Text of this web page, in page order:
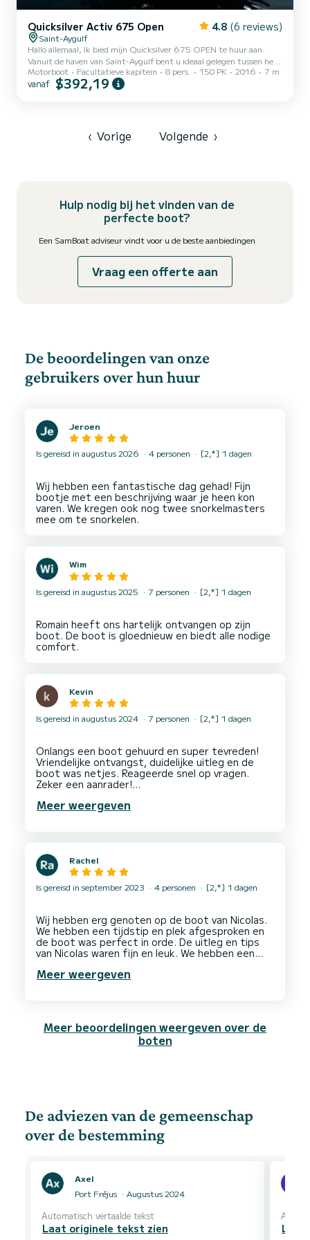
Quicksilver Activ 675 Open 4.8 (6 reviews)
Saint-Aygulf
Hallo allemaal, Ik bied mijn Quicksilver 675 OPEN te huur aan.
Vanuit de haven van Saint-Aygulf bent u ideaal gelegen tussen het
Esterel-massief tot aan Cannes, evenals de Golf van Saint-Tropez
en de omgeving. Recente boot van 7,00m met weinig vaaruren.
water) - Groot RVS zonnezeil dat de helft van de boot...
Motorboot Facultatieve kapitein 8 pers. 150 PK 2016 7 m
vanaf $392,19
‹ Vorige Volgende ›
Hulp nodig bij het vinden van de
perfecte boot?
Een SamBoat adviseur vindt voor u de beste aanbiedingen
Vraag een offerte aan
De beoordelingen van onze
gebruikers over hun huur
Jeroen
Is gereisd in augustus 2026 4 personen [2,*] 1 dagen
Wij hebben een fantastische dag gehad! Fijn
bootje met een beschrijving waar je heen kon
varen. We kregen ook nog twee snorkelmasters
Wim
Is gereisd in augustus 2025 7 personen [2,*] 1 dagen
Romain heeft ons hartelijk ontvangen op zijn
boot. De boot is gloednieuw en biedt alle nodige
Kevin
Is gereisd in augustus 2024 7 personen [2,*] 1 dagen
Onlangs een boot gehuurd en super tevreden!
Vriendelijke ontvangst, duidelijke uitleg en de
boot was netjes. Reageerde snel op vragen.
Zeker een aanrader!
Récemment loué un bateau et très satisfait!
Recently rented a boat and very satisfied!
Friendly reception, clear instructions, and the
boat was clean. Quick responses to questions.
Meer weergeven
Rachel
Is gereisd in september 2023 4 personen [2,*] 1 dagen
Wij hebben erg genoten op de boot van Nicolas.
We hebben een tijdstip en plek afgesproken en
de boot was perfect in orde. De uitleg en tips
van Nicolas waren fijn en leuk. We hebben een
Meer weergeven
Meer beoordelingen weergeven over de
boten
De adviezen van de gemeenschap
over de bestemming
Axel
Port Fréjus
Augustus 2024
Automatisch vertaalde tekst
Laat originele tekst zien Laat